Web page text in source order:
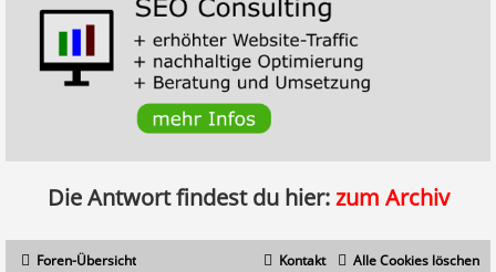
Die Antwort findest du hier:zum Archiv
Foren-Übersicht Alle Cookies löschen
Kontakt